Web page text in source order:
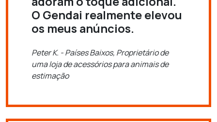
O Gendai realmente elevou
os meus anúncios.
Peter K. - Países Baixos, Proprietário de
uma loja de acessórios para animais de
estimação